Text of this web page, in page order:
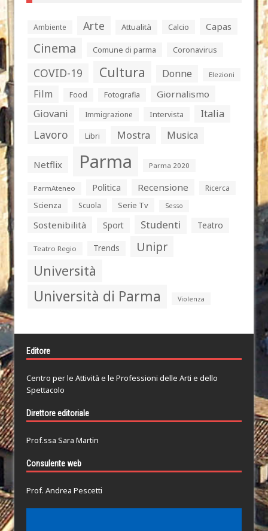
Ambiente Arte Attualità Calcio Capas
Cinema Comune di parma Coronavirus
COVID-19 Cultura Donne Elezioni
Film Food Fotografia Giornalismo
Giovani Immigrazione Intervista Italia
Lavoro Libri Mostra Musica
Netflix Parma Parma 2020
ParmAteneo Politica Recensione
Ricerca
Scienza
Scuola Serie Tv Sesso
Sostenibilità Sport Studenti Teatro
Teatro Regio Trends Unipr
Università
Università di Parma Violenza
Editore
Centro per le Attività e le Professioni delle Arti e dello
Spettacolo
Direttore editoriale
Prof.ssa Sara Martin
Consulente web
Prof. Andrea Pescetti